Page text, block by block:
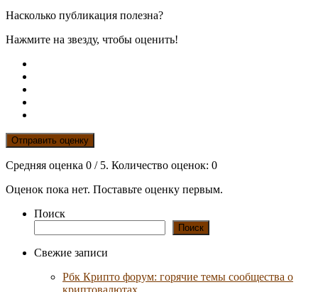
Насколько публикация полезна?
Нажмите на звезду, чтобы оценить!
Отправить оценку
Средняя оценка 0 / 5. Количество оценок: 0
Оценок пока нет. Поставьте оценку первым.
Поиск
Поиск
Свежие записи
Рбк Крипто форум: горячие темы сообщества о
криптовалютах